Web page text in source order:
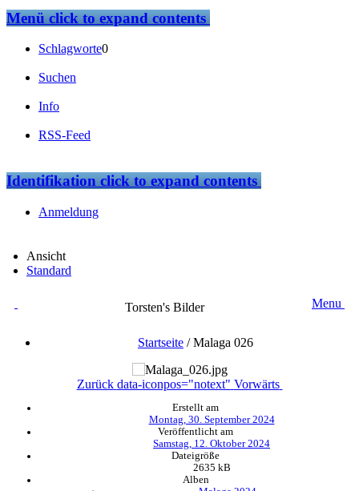
Menüclick to expand contents
Schlagworte0
Suchen
Info
RSS-Feed
Identifikationclick to expand contents
Anmeldung
Ansicht
Standard
Torsten's Bilder Menu
Startseite /Malaga 026
Zurück data-iconpos="notext" Vorwärts
Erstellt am
Montag, 30. September 2024
Veröffentlicht am
Samstag, 12. Oktober 2024
Dateigröße
2635 kB
Alben